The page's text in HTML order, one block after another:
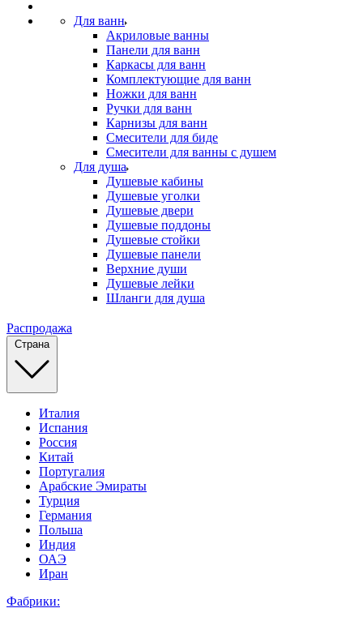
Для ванн
Акриловые ванны
Панели для ванн
Каркасы для ванн
Комплектующие для ванн
Ножки для ванн
Ручки для ванн
Карнизы для ванн
Смесители для биде
Смесители для ванны с душем
Для душа
Душевые кабины
Душевые уголки
Душевые двери
Душевые поддоны
Душевые стойки
Душевые панели
Верхние души
Душевые лейки
Шланги для душа
Распродажа
Страна
Италия
Испания
Россия
Китай
Португалия
Арабские Эмираты
Турция
Германия
Польша
Индия
ОАЭ
Иран
Фабрики: